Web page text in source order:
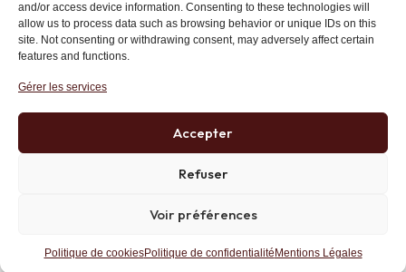
and/or access device information. Consenting to these technologies will
allow us to process data such as browsing behavior or unique IDs on this
site. Not consenting or withdrawing consent, may adversely affect certain
features and functions.
Gérer les services
Accepter
Refuser
Voir préférences
Politique de cookiesPolitique de confidentialité Mentions Légales
Institut des Libertés
+33 (0)1 71 20 45 39
Site développé par AK Web Solutions